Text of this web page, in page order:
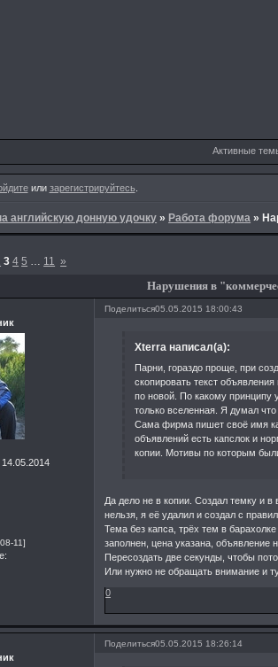
Активные
или зарегистрируйтесь.
английскую донную удочку »Работа форума »
Нарушения в
3 4 5 … 11 »
Поделиться05.05.2015 18:00:43
14.05.2014
11]
Xterra написал(а):
Парни, гораздо проще, при
скопировать текст
по новой. По какому принципу
только вселенная. Я думал
Сама фирма пишет своё имя
объявлений есть капслок и
копии. Мотивы по которым
Да дело не в копии. Создал темку и
нельзя, я её удалил и создал с
Тема без капса, трёх тем в
заполнен, цена указана,
Пересоздать две секунды, чтобы
Или нужно не обращать внимание и
0
Поделиться05.05.2015 18:26:14